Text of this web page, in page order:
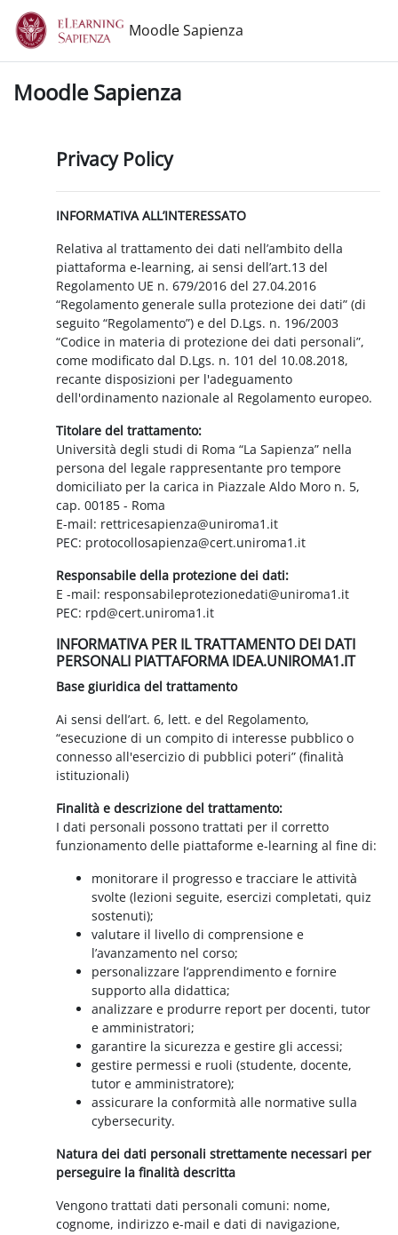
Vai al contenuto principale
Moodle Sapienza
Moodle Sapienza
Privacy Policy
INFORMATIVA ALL’INTERESSATO
Relativa al trattamento dei dati nell’ambito della
piattaforma e-learning, ai sensi dell’art.13 del
Regolamento UE n. 679/2016 del 27.04.2016
“Regolamento generale sulla protezione dei dati” (di
seguito “Regolamento”) e del D.Lgs. n. 196/2003
“Codice in materia di protezione dei dati personali”,
come modificato dal D.Lgs. n. 101 del 10.08.2018,
recante disposizioni per l'adeguamento
dell'ordinamento nazionale al Regolamento europeo.
Titolare del trattamento:
Università degli studi di Roma “La Sapienza” nella
persona del legale rappresentante pro tempore
domiciliato per la carica in Piazzale Aldo Moro n. 5,
cap. 00185 - Roma
E-mail: rettricesapienza@uniroma1.it
PEC: protocollosapienza@cert.uniroma1.it
Responsabile della protezione dei dati:
E -mail: responsabileprotezionedati@uniroma1.it
PEC: rpd@cert.uniroma1.it
INFORMATIVA PER IL TRATTAMENTO DEI DATI
PERSONALI PIATTAFORMA IDEA.UNIROMA1.IT
Base giuridica del trattamento
Ai sensi dell’art. 6, lett. e del Regolamento,
“esecuzione di un compito di interesse pubblico o
connesso all'esercizio di pubblici poteri” (finalità
istituzionali)
Finalità e descrizione del trattamento:
I dati personali possono trattati per il corretto
funzionamento delle piattaforme e-learning al fine di:
monitorare il progresso e tracciare le attività
svolte (lezioni seguite, esercizi completati, quiz
sostenuti);
valutare il livello di comprensione e
l’avanzamento nel corso;
personalizzare l’apprendimento e fornire
supporto alla didattica;
analizzare e produrre report per docenti, tutor
e amministratori;
garantire la sicurezza e gestire gli accessi;
gestire permessi e ruoli (studente, docente,
tutor e amministratore);
assicurare la conformità alle normative sulla
cybersecurity.
Natura dei dati personali strettamente necessari per
perseguire la finalità descritta
Vengono trattati dati personali comuni: nome,
cognome, indirizzo e-mail e dati di navigazione,